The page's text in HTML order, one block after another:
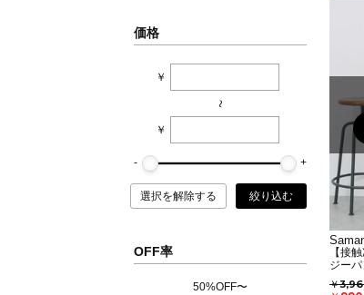
価格
￥
~
￥
選択を解除する 絞り込む
OFF率
50%OFF〜
【接
ジー
￥